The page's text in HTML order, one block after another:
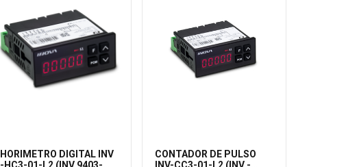
HORIMETRO DIGITAL INV
-HC3-01-L2 (INV 9403-
CONTADOR DE PULSO
INV-CC3-01-L2 (INV -